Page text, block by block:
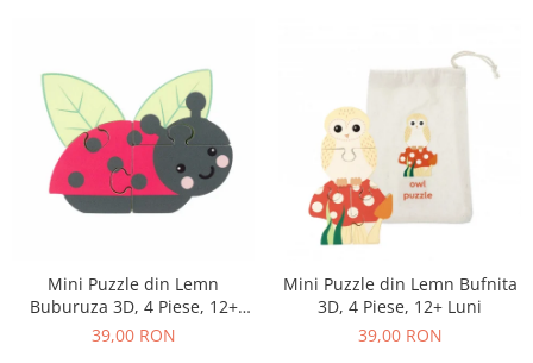
Mini Puzzle din Lemn
Buburuza 3D, 4 Piese, 12+
Luni
39,00 RON
Mini Puzzle din Lemn Bufnita
3D, 4 Piese, 12+ Luni
39,00 RON